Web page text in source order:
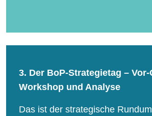
3. Der BoP-Strategietag – Vor-
Workshop und Analyse
Das ist der strategische